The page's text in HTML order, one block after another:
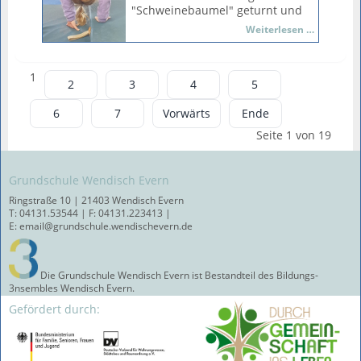
Sommer werden das die
Patenkinder für die jetzigen
Drittklässler, dann Viertklässler
auf beiden Seiten umso größer.
"Die sind so süß!", meinte eine
Schülerin begeistert. Wir sehen
uns wieder - beim nächsten
Treffen im Sommer!
"Schweinebaumel" geturnt und
konnten so ungewohnte Grenz-
und Körpererfahrungen machen.
Ausdauer!
Weiterlesen …
ganze
1 2 3 4
5
6
7 Vorwärts
Ende
Seite 1 von 19
Grundschule Wendisch Evern
Ringstraße 10 | 21403 Wendisch Evern
T: 04131.53544 | F: 04131.223413 |
E: email@grundschule.wendischevern.de
Die Grundschule Wendisch Evern ist Bestandteil des Bildungs-
3nsembles Wendisch Evern.
Gefördert durch: